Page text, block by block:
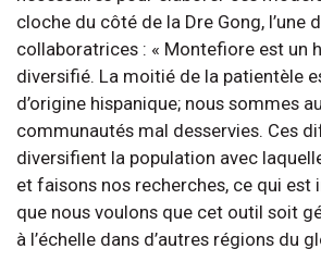
cloche du côté de la Dre Gong, l’une
collaboratrices : « Montefiore est un
diversifié. La moitié de la patientèle
d’origine hispanique; nous sommes
communautés mal desservies. Ces
diversifient la population avec
et faisons nos recherches, ce qui est
que nous voulons que cet outil soit
à l’échelle dans d’autres régions du